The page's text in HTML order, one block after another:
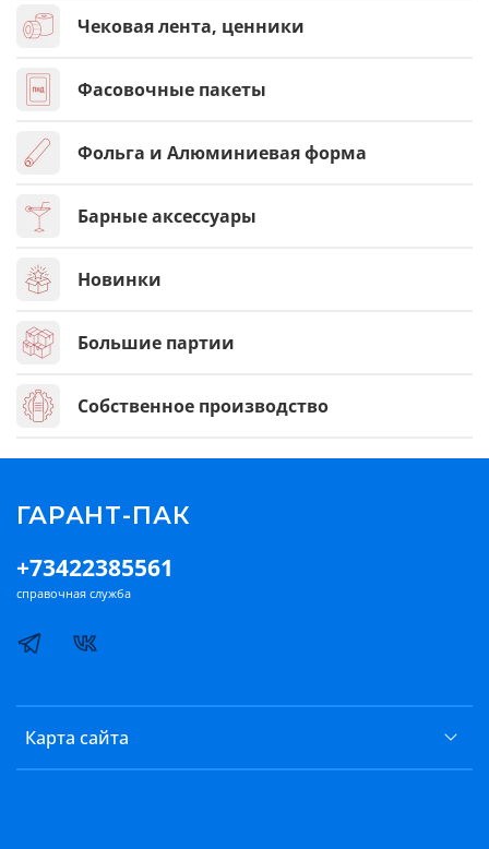
Чековая лента, ценники
Фасовочные пакеты
Фольга и Алюминиевая форма
Барные аксессуары
Новинки
Большие партии
Собственное производство
Карта сайта
+73422385561
справочная служба
ГАРАНТ-ПАК